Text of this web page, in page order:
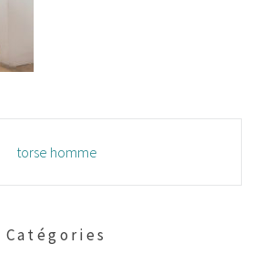
torse homme
Catégories